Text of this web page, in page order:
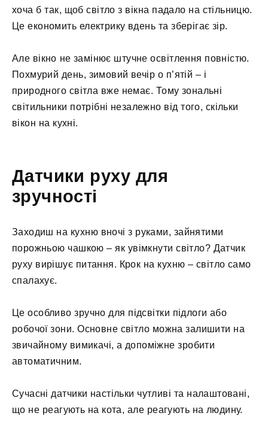
хоча б так, щоб світло з вікна падало на стільницю.
Це економить електрику вдень та зберігає зір.
Але вікно не замінює штучне освітлення повністю.
Похмурий день, зимовий вечір о п’ятій – і
природного світла вже немає. Тому зональні
світильники потрібні незалежно від того, скільки
вікон на кухні.
Датчики руху для
зручності
Заходиш на кухню вночі з руками, зайнятими
порожньою чашкою – як увімкнути світло? Датчик
руху вирішує питання. Крок на кухню – світло само
спалахує.
Це особливо зручно для підсвітки підлоги або
робочої зони. Основне світло можна залишити на
звичайному вимикачі, а допоміжне зробити
автоматичним.
Сучасні датчики настільки чутливі та налаштовані,
що не реагують на кота, але реагують на людину.